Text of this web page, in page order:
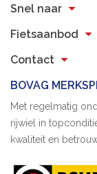
Snel naar
Fietsaanbod
Contact
BOVAG
Met regelmatig
rijwiel in
kwaliteit en